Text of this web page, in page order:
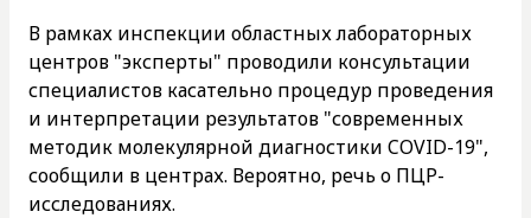
В рамках инспекции областных лабораторных
центров "эксперты" проводили консультации
специалистов касательно процедур проведения
и интерпретации результатов "современных
методик молекулярной диагностики COVID-19",
сообщили в центрах. Вероятно, речь о ПЦР-
исследованиях.